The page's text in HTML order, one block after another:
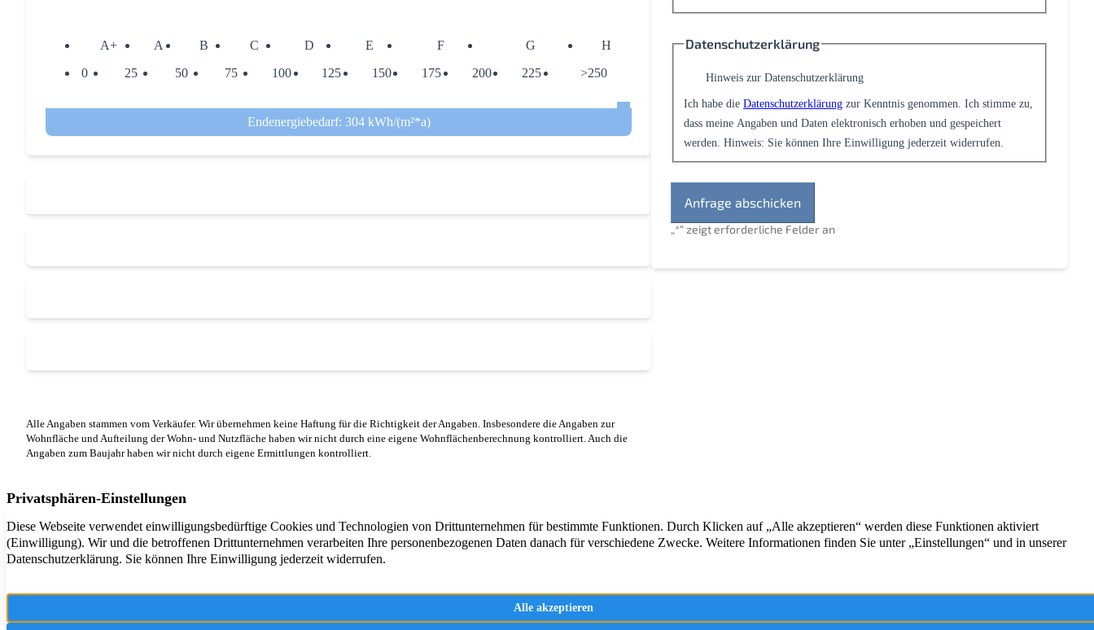
A+ A B C D E F G
H
0
25 50 75 100 125 150 175 200 225 >250
Endenergiebedarf: 304 kWh/(m²*a)
Alle Angaben stammen vom Verkäufer. Wir übernehmen keine Haftung für die Richtigkeit der Angaben. Insbesondere die Angaben zur
Wohnfläche und Aufteilung der Wohn- und Nutzfläche haben wir nicht durch eine eigene Wohnflächenberechnung kontrolliert. Auch die
Angaben zum Baujahr haben wir nicht durch eigene Ermittlungen kontrolliert.
„*“ zeigt erforderliche Felder an
Datenschutzerklärung
Hinweis zur Datenschutzerklärung
Ich habe die Datenschutzerklärung zur Kenntnis genommen. Ich stimme zu,
dass meine Angaben und Daten elektronisch erhoben und gespeichert
werden. Hinweis: Sie können Ihre Einwilligung jederzeit widerrufen.
Ihr Partner rund um die Vermittlung, Beratung